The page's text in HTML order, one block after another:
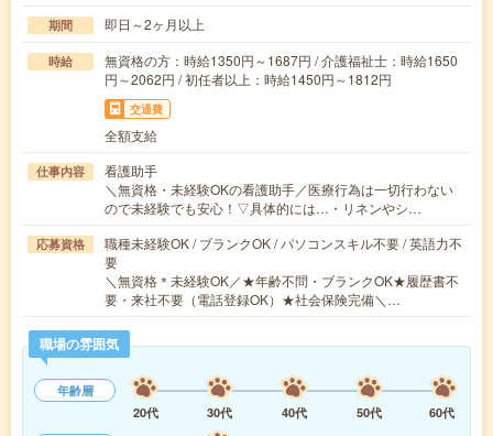
期間 即日～2ヶ月以上
時給
無資格の方：時給1350円～1687円 / 介護福祉士：時給1650
円～2062円 / 初任者以上：時給1450円～1812円
交通費
全額支給
仕事内容
看護助手
＼無資格・未経験OKの看護助手／医療行為は一切行わない
ので未経験でも安心！▽具体的には…・リネンやシ…
応募資格
職種未経験OK / ブランクOK / パソコンスキル不要 / 英語力不
要
＼無資格＊未経験OK／★年齢不問・ブランクOK★履歴書不
要・来社不要（電話登録OK）★社会保険完備＼…
職場の雰囲気
年齢層
20代
30代 40代 50代
60代